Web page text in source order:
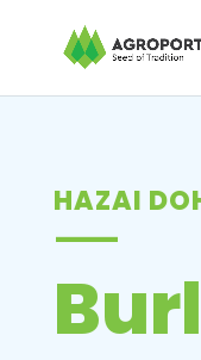
HAZAI
——–